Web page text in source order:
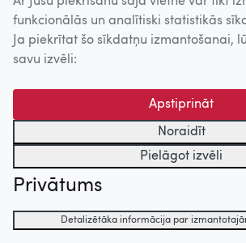
Skatīt vairāk
Lomās/Epizodēs
funkcionālās un analītiski statistikās
Ja piekrītat šo sīkdatņu izmantošanai,
savu izvēli:
Apstiprināt
Noraidīt
Pielāgot izvēli
Privātums
Detalizētāka informācija par